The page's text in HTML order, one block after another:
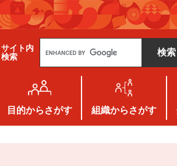
サイト内
検索
g
e
カ
タ
ム
検
目的からさがす 組織からさがす